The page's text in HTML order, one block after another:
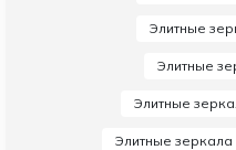
Элитные
Элитные
Элитные
Элитные зеркала